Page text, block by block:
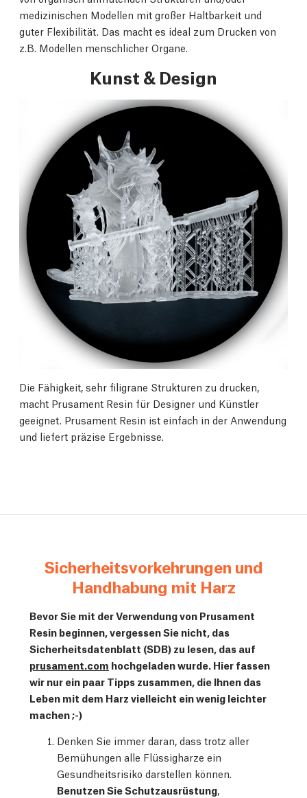
medizinischen Modellen mit großer Haltbarkeit und
guter Flexibilität. Das macht es ideal zum Drucken von
z.B. Modellen menschlicher Organe.
Kunst & Design
Die Fähigkeit, sehr filigrane Strukturen zu drucken,
macht Prusament Resin für Designer und Künstler
geeignet. Prusament Resin ist einfach in der Anwendung
und liefert präzise Ergebnisse.
Sicherheitsvorkehrungen und
Handhabung mit Harz
Bevor Sie mit der Verwendung von Prusament
Resin beginnen, vergessen Sie nicht, das
Sicherheitsdatenblatt (SDB) zu lesen, das auf
prusament.com hochgeladen wurde. Hier fassen
wir nur ein paar Tipps zusammen, die Ihnen das
Leben mit dem Harz vielleicht ein wenig leichter
machen ;-)
Denken Sie immer daran, dass trotz aller
Bemühungen alle Flüssigharze ein
Gesundheitsrisiko darstellen können.
Benutzen Sie Schutzausrüstung